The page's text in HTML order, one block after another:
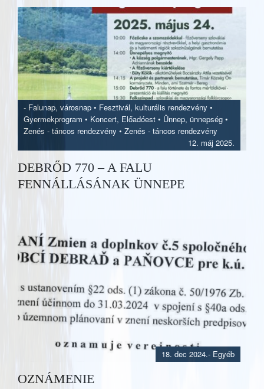
- Falunap, városnap • Fesztivál, kulturális rendezvény •
Gyermekprogram • Koncert, Előadóest • Ünnep, ünnepség •
Zenés - táncos rendezvény • Zenés - táncos rendezvény
12. máj 2025.
DEBRŐD 770 – A FALU
FENNÁLLÁSÁNAK ÜNNEPE
- Egyéb
18. dec 2024.
OZNÁMENIE